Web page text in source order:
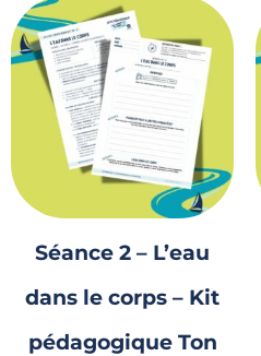
Séance 2 – L’eau
dans le corps – Kit
pédagogique Ton